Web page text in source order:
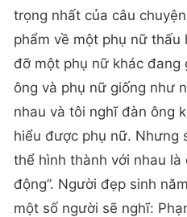
trọng nhất của câu
phẩm về một phụ nữ thấu
đỡ một phụ nữ khác đang
ông và phụ nữ giống như
nhau và tôi nghĩ đàn ông
hiểu được phụ nữ. Nhưng
thể hình thành với nhau
động”. Người đẹp sinh
một số người sẽ nghĩ: